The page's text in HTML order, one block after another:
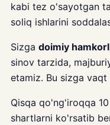
kabi tez o'sayotgan
soliq ishlarini
Sizga doimiy
sinov tarzida,
etamiz. Bu sizga
Qisqa qo'ng'iroqqa
shartlarni ko'rsatib